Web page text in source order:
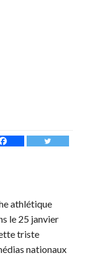
athlétique
le 25 janvier
triste
nationaux